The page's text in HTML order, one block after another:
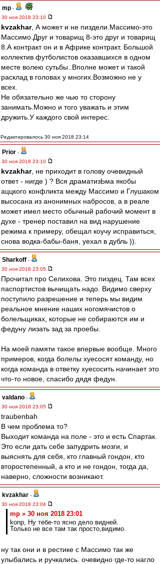
mp -
30 ноя 2018 23:10
kvzakhar, А может и не пиздели.Массимо-это
Массимо.Друг и товарищ 8-это друг и товарищ
8.А контракт он и в Африке контракт. Большой
коллектив футболистов оказавшихся в одном
месте волею сутьбы..Вполне может и такой
расклад в головах у многих.Возможно не у
всех.
Не обязательно же чью то сторону
занимать.Можно и того уважать и этим
дружить.У каждого свой интерес.
Редактировалось 30 ноя 2018 23:14
Prior -
30 ноя 2018 23:10
kvzakhar, не приходит в голову очевидный
ответ - нигде ) ? Вся драматизЬма якобы
аццкого конфликта между Массимо и Глушаком
высосана из анонимных набросов, а в реале
может имел место обычный рабочий момент в
духе - тренер поставил на вид нарушение
режима к примеру, обещал коучу исправиться,
снова водка-бабы-баня, уехал в дубль )).
Sharkoff -
30 ноя 2018 23:05
Прочитал про Селихова. Это пиздец. Там всех
паспортистов вычищать надо. Видимо сверху
поступило разрешение и теперь мы видим
реальное мнение наших ногомячистов о
болельщиках, которые не собираются им и
федуну лизать зад за проебы.
На моей памяти такое впервые вообще. Много
примеров, когда болелы хуесосят команду, но
когда команда в ответку хуесосить начинает это
что-то новое, спасибо дядя федун.
valdano -
30 ноя 2018 23:05
traubenbah
В чем проблема то?
Выходит команда на поле - это и есть Спартак.
Это если дать себе запудрить мозги, и
выяснять для себя, кто главный гондон, кто
второстепенный, а кто и не гондон, тогда да,
наверно, сложности возникают.
kvzakhar -
30 ноя 2018 23:04
mp » 30 ноя 2018 23:01
konp, Ну тебе-то ясно дело видней.
Только не все там так просто,видимо.
ну так они и в рестике с Массимо так же
улыбались и ручкались. очевидно где-то нагло